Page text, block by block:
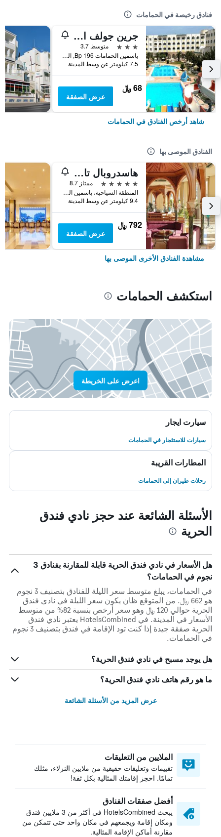
فنادق رخيصة في الحمامات
جرين جولف الحمامات
3 نجوم
متوسط 3.7
ياسمين الحمامات Bp 196, الحمامات, تونس
7.5 كيلومتر عن وسط المدينة
68 ﷼
عرض الصفقة
شاهد أرخص الفنادق في الحمامات
الفنادق الموصى بها
هاسدروبال تالاسا أند سبا ياسمين الحمامات
5 نجوم
ممتاز 8.7
المنطقة السياحية، ياسمين الحمامات Bp 4, الحمامات, تونس
9.4 كيلومتر عن وسط المدينة
792 ﷼
عرض الصفقة
مشاهدة الفنادق الأخرى الموصى بها
استكشف الحمامات
اعرض على الخريطة
سيارت ايجار
سيارات للاستئجار في الحمامات
المطارات القريبة
رحلات طيران إلى الحمامات
الأسئلة الشائعة عند حجز نادي فندق
الحرية
هل الأسعار في نادي فندق الحرية قابلة للمقارنة بفنادق 3
نجوم في الحمامات؟
في الحمامات، يبلغ متوسط ​​سعر الليلة للفنادق بتصنيف 3 نجوم
هو 662 ﷼. من المتوقع ظان يكون سعر الليلة في نادي فندق
الحرية حوالي 120 ﷼ وهو سعر أرخص بنسبة 82% من متوسط
الأسعار في المدينة. في HotelsCombined يعتبر نادي فندق
الحرية صفقة جيدة إذا كنت تود الإقامة في فندق بتصنيف 3 نجوم
في الحمامات.
هل يوجد مسبح في نادي فندق الحرية؟
ما هو رقم هاتف نادي فندق الحرية؟
عرض المزيد من الأسئلة الشائعة
الملايين من التعليقات
تقييمات وتعليقات حقيقية من ملايين النزلاء، مثلك
تمامًا. احجز إقامتك المثالية بكل ثقة!
أفضل صفقات الفنادق
يبحث HotelsCombined في أكثر من 3 ملايين فندق
ومكان إقامة ويجمعهم في مكان واحد حتى تتمكن من
مقارنة أماكن الإقامة المثالية.